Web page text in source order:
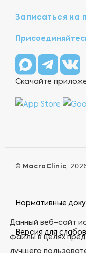
Записаться на
Скачайте
© MacroClinic,
Нормативные
Версия для
Данный веб-сайт
файлы в целях
лучшего